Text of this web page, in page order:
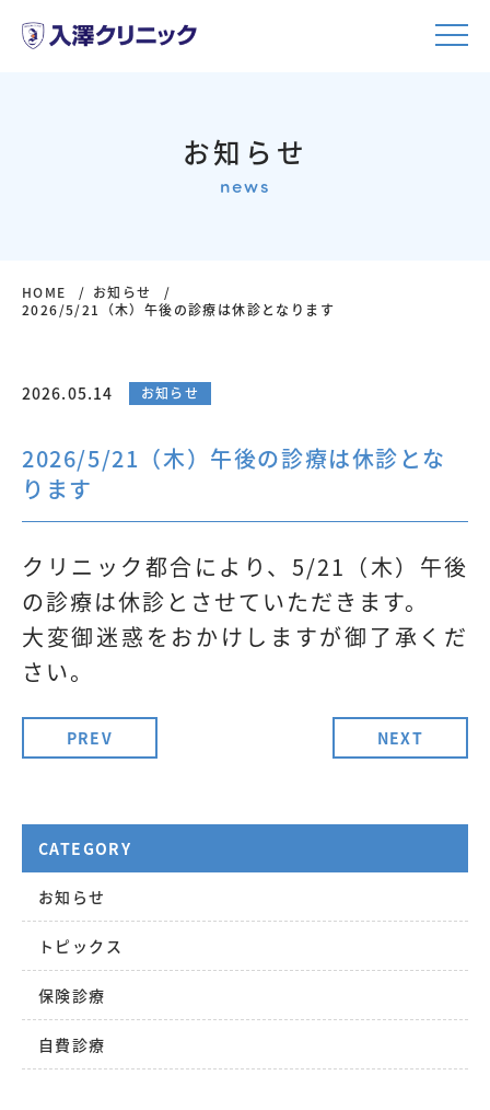
お知らせ
news
HOME
お知らせ
2026/5/21（木）午後の診療は休診となります
2026.05.14 お知らせ
2026/5/21（木）午後の診療は休診とな
ります
クリニック都合により、5/21（木）午後
の診療は休診とさせていただきます。
大変御迷惑をおかけしますが御了承くだ
さい。
PREV NEXT
CATEGORY
お知らせ
トピックス
保険診療
自費診療